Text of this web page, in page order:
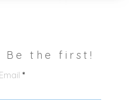
Be the first!
Email